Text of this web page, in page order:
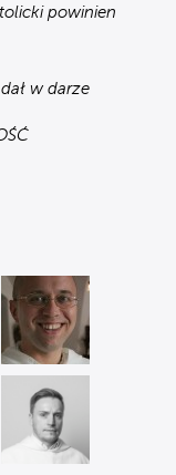
powinien
w darze
Błażej
Matusiak OP